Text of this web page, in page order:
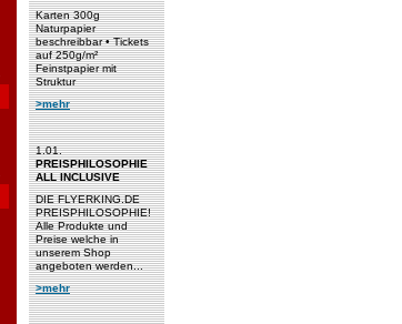
Karten 300g
Naturpapier
beschreibbar • Tickets
auf 250g/m²
Feinstpapier mit
Struktur
>mehr
1.01.
PREISPHILOSOPHIE
ALL INCLUSIVE
DIE FLYERKING.DE
PREISPHILOSOPHIE!
Alle Produkte und
Preise welche in
unserem Shop
angeboten werden...
>mehr